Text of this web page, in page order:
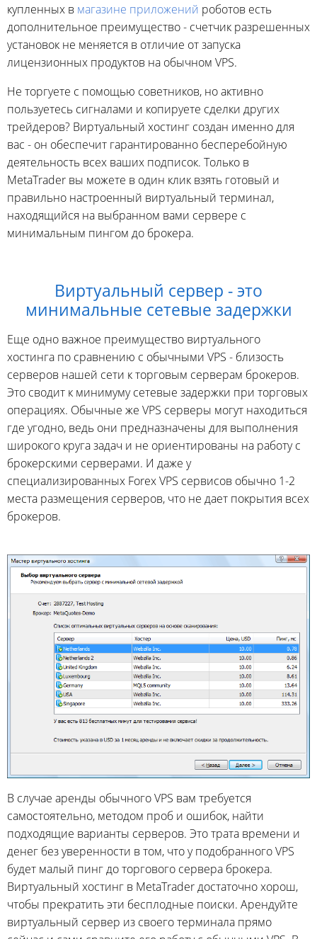
купленных в магазине приложений роботов есть
дополнительное преимущество - счетчик разрешенных
установок не меняется в отличие от запуска
лицензионных продуктов на обычном VPS.
Не торгуете с помощью советников, но активно
пользуетесь сигналами и копируете сделки других
трейдеров? Виртуальный хостинг создан именно для
вас - он обеспечит гарантированно бесперебойную
деятельность всех ваших подписок. Только в
MetaTrader вы можете в один клик взять готовый и
правильно настроенный виртуальный терминал,
находящийся на выбранном вами сервере с
минимальным пингом до брокера.
Виртуальный сервер - это
минимальные сетевые задержки
Еще одно важное преимущество виртуального
хостинга по сравнению с обычными VPS - близость
серверов нашей сети к торговым серверам брокеров.
Это сводит к минимуму сетевые задержки при торговых
операциях. Обычные же VPS серверы могут находиться
где угодно, ведь они предназначены для выполнения
широкого круга задач и не ориентированы на работу с
брокерскими серверами. И даже у
специализированных Forex VPS сервисов обычно 1-2
места размещения серверов, что не дает покрытия всех
брокеров.
В случае аренды обычного VPS вам требуется
самостоятельно, методом проб и ошибок, найти
подходящие варианты серверов. Это трата времени и
денег без уверенности в том, что у подобранного VPS
будет малый пинг до торгового сервера брокера.
Виртуальный хостинг в MetaTrader достаточно хорош,
чтобы прекратить эти бесплодные поиски. Арендуйте
виртуальный сервер из своего терминала прямо